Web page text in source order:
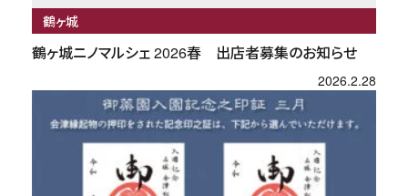
鶴ヶ城
鶴ヶ城ニノマルシェ 2026春 出店者募集のお知らせ
2026.2.28